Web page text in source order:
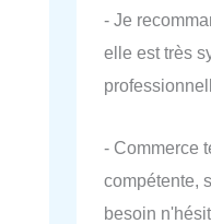
- Je
elle est très
- Commerce
compétente,
besoin